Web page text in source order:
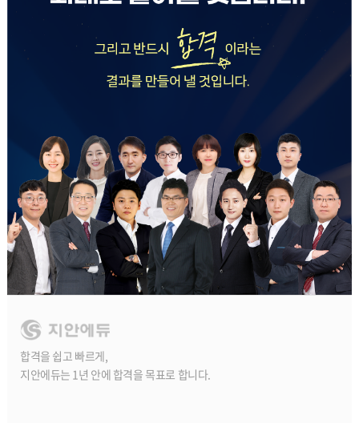
합격을 쉽고 빠르게,
지안에듀는 1년 안에 합격을 목표로 합니다.